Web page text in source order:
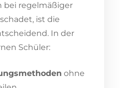
bei regelmäßiger
ist die
In der
Schüler:
ohne